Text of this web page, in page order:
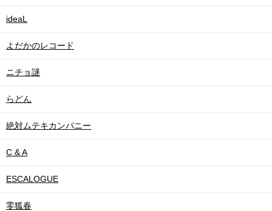
ideaL
よだかのレコード
ニチョ謎
らどん
絶対ムテキカンパニー
C & A
ESCALOGUE
零狐春